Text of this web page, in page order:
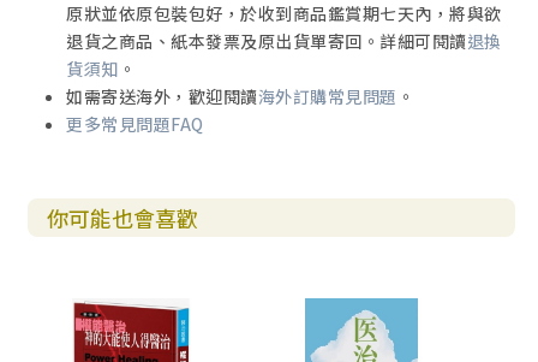
原狀並依原包裝包好，於收到商品鑑賞期七天內，將與欲
退貨之商品、紙本發票及原出貨單寄回。詳細可閱讀退換
貨須知 。
如需寄送海外，歡迎閱讀海外訂購常見問題 。
更多常見問題FAQ
你可能也會喜歡